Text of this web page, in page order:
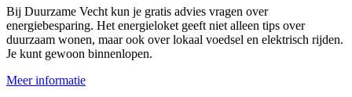
Bij Duurzame Vecht kun je gratis advies vragen over
energiebesparing. Het energieloket geeft niet alleen tips over
duurzaam wonen, maar ook over lokaal voedsel en elektrisch rijden.
Je kunt gewoon binnenlopen.
Meer informatie